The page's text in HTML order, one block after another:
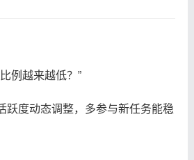
例越来越低？”
跃度动态调整，多参与新任务能稳